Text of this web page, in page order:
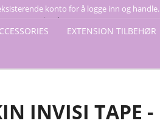
konto for å logge inn og handle.
inn her
EXTENSION TILBEHØR
Invisi Tape - 50 cm
INVISI TAPE -